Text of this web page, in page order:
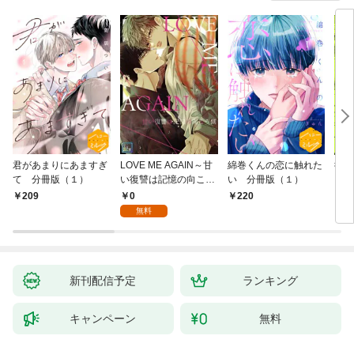
君があまりにあますぎ
て 分冊版（１）
209
LOVE ME AGAIN～甘
い復讐は記憶の向こう
側～【全年齢版】(1)
0
無料
綿巻くんの恋に触れた
い 分冊版（１）
220
彼
新刊配信予定 ランキング
キャンペーン 無料